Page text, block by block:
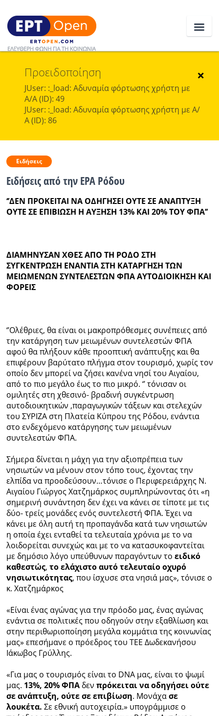
Ειδήσεις
Ελλάδα
Κοινωνία
Αθλητικά
Κόσμος
Εκπομπές
×
Προειδοποίηση
JUser: :_load: Αδυναμία φόρτωσης χρήστη με
Α/Α (ID): 49
JUser: :_load: Αδυναμία φόρτωσης χρήστη με Α/
Α (ID): 86
Ειδήσεις
Ειδήσεις από την ΕΡΑ Ρόδου
‘’ΔΕΝ ΠΡΟΚΕΙΤΑΙ ΝΑ ΟΔΗΓΗΣΕΙ ΟΥΤΕ ΣΕ ΑΝΑΠΤΥΞΗ
ΟΥΤΕ ΣΕ ΕΠΙΒΙΩΣΗ Η ΑΥΞΗΣΗ 13% ΚΑΙ 20% ΤΟΥ ΦΠΑ’’
ΔΙΑΜΗΝΥΣΑΝ ΧΘΕΣ ΑΠΟ ΤΗ ΡΟΔΟ ΣΤΗ
ΣΥΓΚΕΝΤΡΩΣΗ ΕΝΑΝΤΙΑ ΣΤΗ ΚΑΤΑΡΓΗΣΗ ΤΩΝ
ΜΕΙΩΜΕΝΩΝ ΣΥΝΤΕΛΕΣΤΩΝ ΦΠΑ ΑΥΤΟΔΙΟΙΚΗΣΗ ΚΑΙ
ΦΟΡΕΙΣ
‘’Ολέθριες, θα είναι οι μακροπρόθεσμες συνέπειες από
την κατάργηση των μειωμένων συντελεστών ΦΠΑ
αφού θα πλήξουν κάθε προοπτική ανάπτυξης και θα
επιφέρουν βαρύτατο πλήγμα στον τουρισμό, χωρίς τον
οποίο δεν μπορεί να ζήσει κανένα νησί του Αιγαίου,
από το πιο μεγάλο έως το πιο μικρό. ‘’ τόνισαν οι
ομιλητές στη χθεσινό- βραδινή συγκέντρωση
αυτοδιοικητικών ,παραγωγικών τάξεων και στελεχών
του ΣΥΡΙΖΑ στη Πλατεία Κύπρου της Ρόδου, ενάντια
στο ενδεχόμενο κατάργησης των μειωμένων
συντελεστών ΦΠΑ.
Σήμερα δίνεται η μάχη για την αξιοπρέπεια των
νησιωτών να μένουν στον τόπο τους, έχοντας την
ελπίδα να προοδεύσουν…τόνισε ο Περιφερειάρχης Ν.
Αιγαίου Γιώργος Χατζημάρκος συμπληρώνοντας ότι «η
σημερινή συνάντηση δεν έχει να κάνει σε τίποτε με τις
δύο- τρείς μονάδες ενός συντελεστή ΦΠΑ. Έχει να
κάνει με όλη αυτή τη προπαγάνδα κατά των νησιωτών
η οποία έχει ενταθεί τα τελευταία χρόνια με το να
λοιδορείται συνεχώς και με το να κατασυκοφαντείται
με δημόσιο λόγο υπεύθυνων παραγόντων το ειδικό
καθεστώς, το ελάχιστο αυτό τελευταίο οχυρό
νησιωτικότητας, που ίσχυσε στα νησιά μας», τόνισε ο
κ. Χατζημάρκος
«Είναι ένας αγώνας για την πρόοδο μας, ένας αγώνας
ενάντια σε πολιτικές που οδηγούν στην εξαθλίωση και
στην περιθωριοποίηση μεγάλα κομμάτια της κοινωνίας
μας» επεσήμανε ο πρόεδρος του ΤΕΕ Δωδεκανήσου
Ιάκωβος Γρύλλης.
«Για μας ο τουρισμός είναι το DNA μας, είναι το ψωμί
μας. 13%, 20% ΦΠΑδεν πρόκειται να οδηγήσει ούτε
σε ανάπτυξη, ούτε σε επιβίωση. Μονάχασε
λουκέτα. Σε εθνική αυτοχειρία.» υπογράμμισε ο